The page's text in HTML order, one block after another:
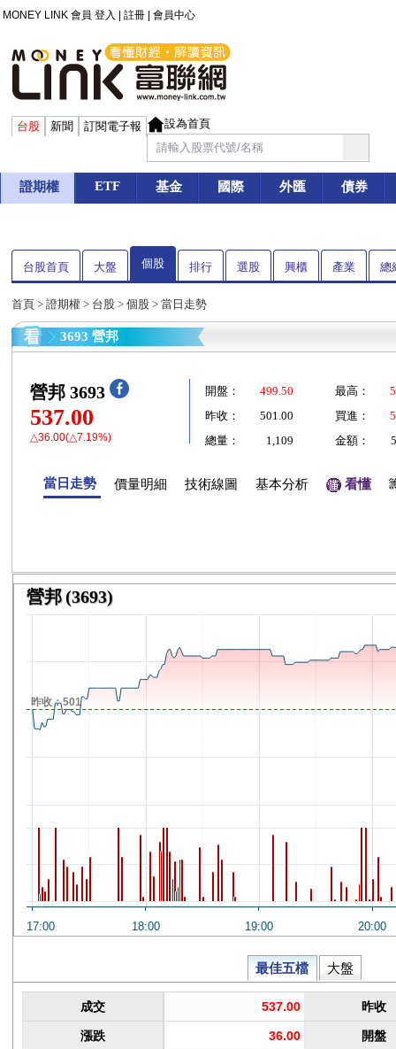
MONEY LINK 會員 登入 註冊 會員中心
台股 新聞 訂閱電子報 設為首頁
證期權 ETF 基金 國際 外匯 債券
台股首頁 大盤 個股 排行 選股 興櫃 產業 總
首頁 > 證期權 > 台股 > 個股 > 當日走勢
3693 營邦
營邦 3693
537.00
△36.00(△7.19%)
開盤： 499.50 最高：
昨收：
501.00 買進：
總量：
1,109 金額：
當日走勢 價量明細 技術線圖 基本分析 看懂